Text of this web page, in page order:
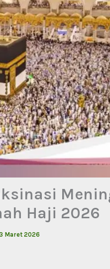
Haji 2026
Maret 2026